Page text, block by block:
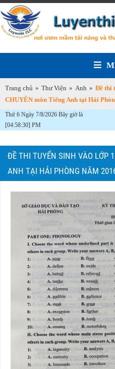
Trang chủ » Thư Viện » Anh » Đề thi
CHUYÊN môn Tiếng Anh tại Hải
Thứ 6 Ngày 7/8/2026 Bây giờ là
[04:58:32] PM
ĐỀ THI TUYỂN SINH VÀO LỚP
ANH TẠI HẢI PHÒNG NĂM